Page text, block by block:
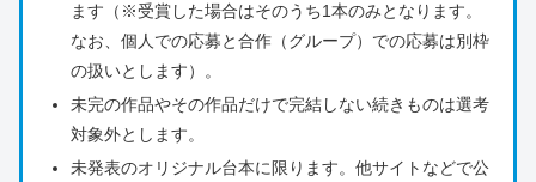
ます（※受賞した場合はそのうち1本のみとなります。
なお、個人での応募と合作（グループ）での応募は別枠
の扱いとします）。
未完の作品やその作品だけで完結しない続きものは選考
対象外とします。
未発表のオリジナル台本に限ります。他サイトなどで公